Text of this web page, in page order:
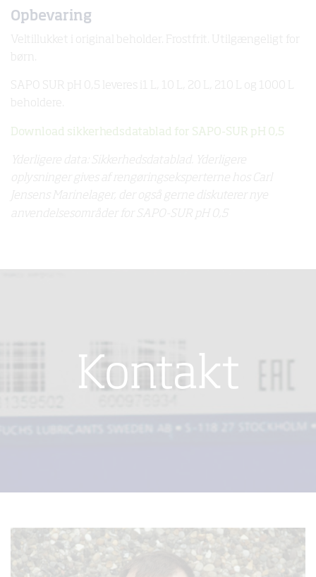
Opbevaring
Veltillukket i original beholder. Frostfrit. Utilgængeligt for
børn.
SAPO SUR pH 0,5 leveres i1 L, 10 L, 20 L, 210 L og 1000 L
beholdere.
Download sikkerhedsdatablad for SAPO-SUR pH 0,5
Yderligere data: Sikkerhedsdatablad. Yderligere
oplysninger gives af rengøringseksperterne hos Carl
Jensens Marinelager, der også gerne diskuterer nye
anvendelsesområder for SAPO-SUR pH 0,5
Kontakt